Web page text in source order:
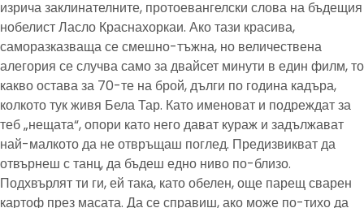
изрича заклинателните, протоевангелски слова на бъдещия
нобелист Ласло Краснахоркаи. Ако тази красива,
саморазказваща се смешно-тъжна, но величествена
алегория се случва само за двайсет минути в един филм, то
какво остава за 70-те на брой, дълги по година кадъра,
колкото тук живя Бела Тар. Като именоват и подреждат за
теб „нещата“, опори като него дават кураж и задължават
най-малкото да не отвръщаш поглед. Предизвикват да
отвърнеш с танц, да бъдеш едно ниво по-близо.
Подхвърлят ти ги, ей така, като обелен, още парещ сварен
картоф през масата. Да се справиш, ако може по-тихо да